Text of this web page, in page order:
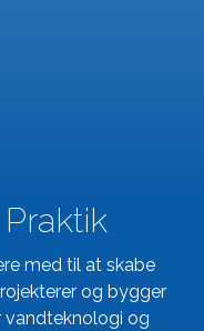
med til at skabe
og bygger
vandteknologi og